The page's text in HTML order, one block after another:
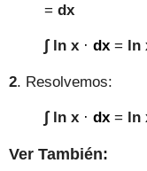
= dx
∫ ln x · dx = ln
2 . Resolvemos:
∫ ln x · dx = ln
Ver También: